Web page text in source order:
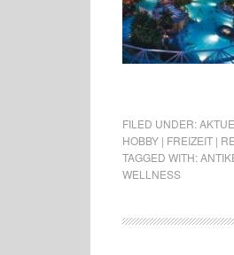
FILED UNDER:
HOBBY | FREIZEIT |
TAGGED WITH:
WELLNESS